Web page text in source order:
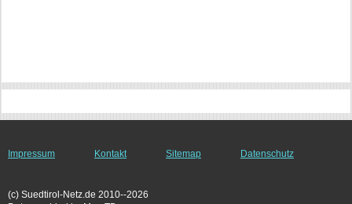
Impressum Kontakt Sitemap Datenschutz
(c) Suedtirol-Netz.de 2010--2026